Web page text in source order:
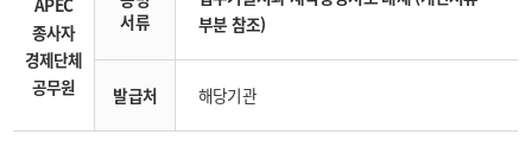
종사자
경제단체
공무원
서류
부분 참조)
발급처 해당기관